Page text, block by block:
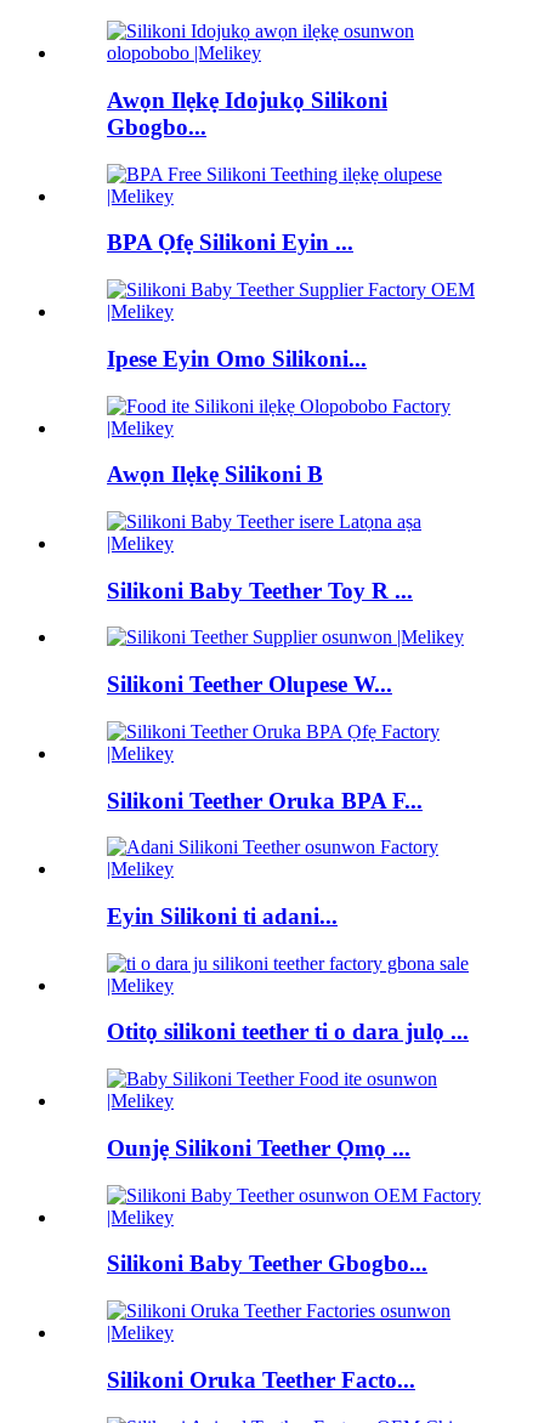
Awọn Ilẹkẹ Idojukọ Silikoni
Gbogbo...
BPA Ọfẹ Silikoni Eyin ...
Ipese Eyin Omo Silikoni...
Awọn Ilẹkẹ Silikoni B
Silikoni Baby Teether Toy R ...
Silikoni Teether Olupese W...
Silikoni Teether Oruka BPA F...
Eyin Silikoni ti adani...
Otitọ silikoni teether ti o dara julọ ...
Ounjẹ Silikoni Teether Ọmọ ...
Silikoni Baby Teether Gbogbo...
Silikoni Oruka Teether Facto...